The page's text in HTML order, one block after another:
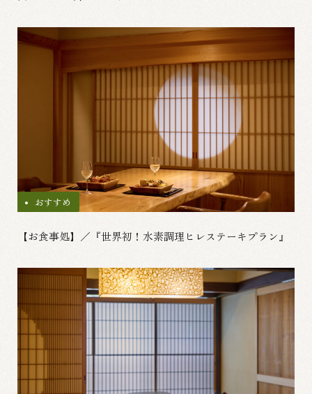
おすすめ
【お食事処】／『世界初！水素調理ヒレステーキプラン』